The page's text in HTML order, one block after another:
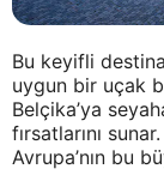
Bu keyifli
uygun bir uçak
Belçika’ya
fırsatlarını sunar.
Avrupa’nın bu